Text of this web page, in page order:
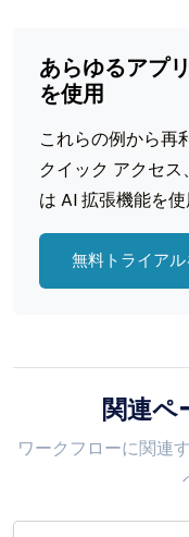
あらゆるアプ
を使用
これらの例から再
クイック アクセ
は AI 拡張機能を使
無料トライア
関連ペ
ワークフローに関連